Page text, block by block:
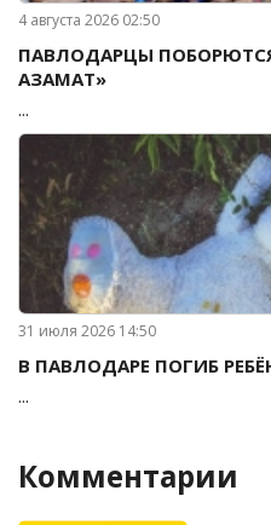
4 августа 2026 02:50
ПАВЛОДАРЦЫ
АЗАМАТ»
...
31 июля 2026 14:50
В ПАВЛОДАРЕ ПОГИБ
...
Комментарии